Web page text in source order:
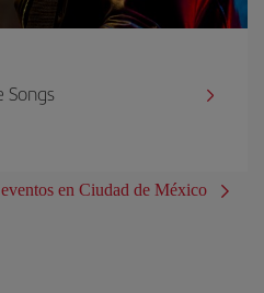
Songs
en Ciudad de México